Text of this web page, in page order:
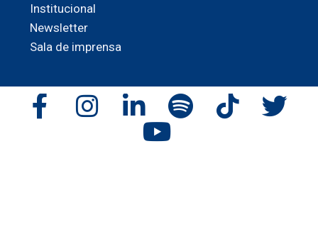
Institucional
Newsletter
Sala de imprensa